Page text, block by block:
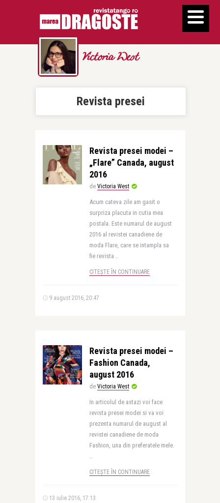
Victoria West
Revista presei
Revista presei modei –
„Flare” Canada, august
2016
de Victoria West
Acum cateva zile am gasit o
surpriza placuta in cutia mea
postala. Este numarul de august
2016 al revistei canadiene de
moda Flare, care se intampla sa
fie revista ..
CITEȘTE ÎN CONTINUARE
9 august 2016, 20:47
Revista presei modei –
Fashion Canada,
august 2016
de Victoria West
In articolul de astazi voi face
revista presei modei si va voi
prezenta numarul de august al
revistei canadiene de moda
Fashion, una din preferatele mele.
..
CITEȘTE ÎN CONTINUARE
13 iulie 2016, 17:13